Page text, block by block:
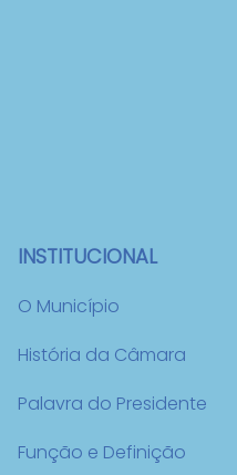
INSTITUCIONAL
O Município
História da Câmara
Palavra do Presidente
Função e Definição